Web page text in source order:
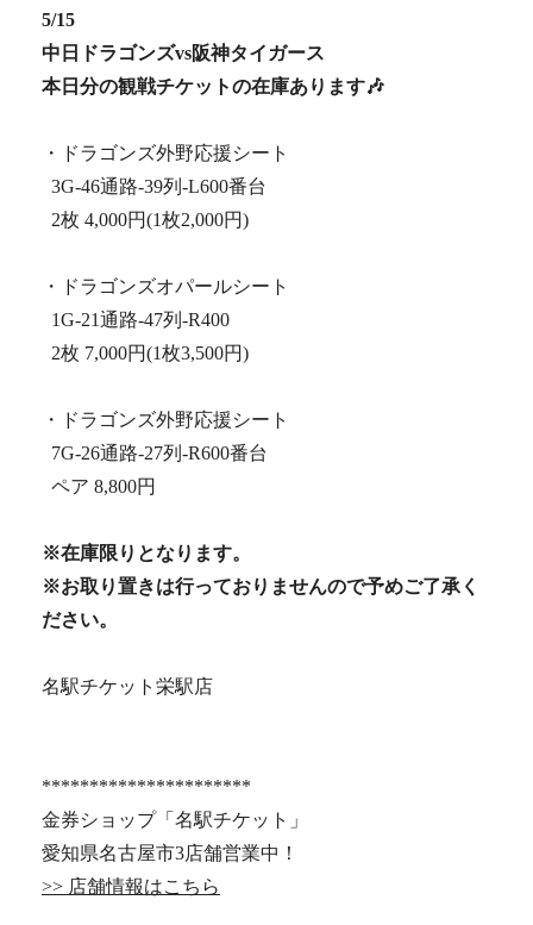
5/15
中日ドラゴンズvs阪神タイガース
本日分の観戦チケットの在庫あります🎶
・ドラゴンズ外野応援シート
3G-46通路-39列-L600番台
2枚 4,000円(1枚2,000円)
・ドラゴンズオパールシート
1G-21通路-47列-R400
2枚 7,000円(1枚3,500円)
・ドラゴンズ外野応援シート
7G-26通路-27列-R600番台
ペア 8,800円
※在庫限りとなります。
※お取り置きは行っておりませんので予めご了承く
ださい。
名駅チケット栄駅店
**********************
金券ショップ「名駅チケット」
愛知県名古屋市3店舗営業中！
>> 店舗情報はこちら